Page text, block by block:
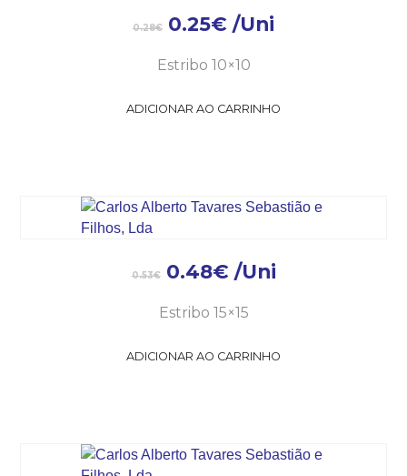
0.28€ 0.25€ /Uni
Estribo 10×10
ADICIONAR AO CARRINHO
0.53€ 0.48€ /Uni
Estribo 15×15
ADICIONAR AO CARRINHO